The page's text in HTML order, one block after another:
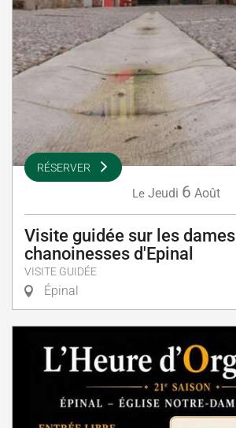
RÉSERVER
Le Jeudi 6 Août
Visite guidée sur les dames
chanoinesses d'Epinal
VISITE GUIDÉE
Épinal